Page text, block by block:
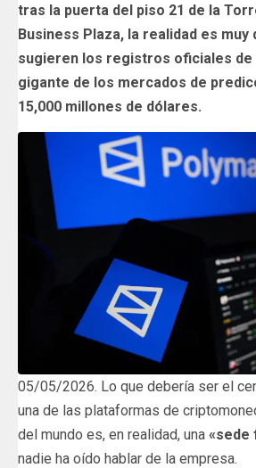
tras la puerta del piso 21 de la
Business Plaza, la realidad es muy
sugieren los registros oficiales de
gigante de los mercados de
15,000 millones de dólares.
05/05/2026. Lo que debería ser el
una de las plataformas de
del mundo es, en realidad, una «sede
nadie ha oído hablar de la empresa.